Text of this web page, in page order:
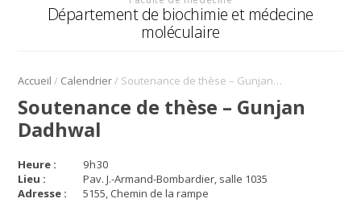
Département de biochimie et médecine
moléculaire
Accueil / Calendrier/ Soutenance de thèse – Gunjan Dadhwal
Soutenance de thèse – Gunjan
Dadhwal
Heure : 9h30
Lieu :
Pav. J.-Armand-Bombardier, salle 1035
Adresse :
5155, Chemin de la rampe